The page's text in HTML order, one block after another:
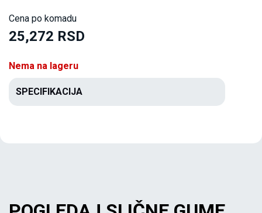
Cena po komadu
25,272 RSD
Nema na lageru
SPECIFIKACIJA